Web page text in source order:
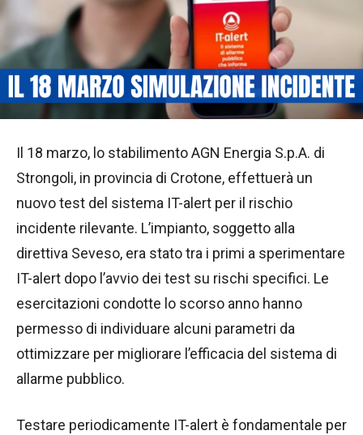
Il 18 marzo, lo stabilimento AGN Energia S.p.A. di
Strongoli, in provincia di Crotone, effettuerà un
nuovo test del sistema IT-alert per il rischio
incidente rilevante. L’impianto, soggetto alla
direttiva Seveso, era stato tra i primi a sperimentare
IT-alert dopo l’avvio dei test su rischi specifici. Le
esercitazioni condotte lo scorso anno hanno
permesso di individuare alcuni parametri da
ottimizzare per migliorare l’efficacia del sistema di
allarme pubblico.
Testare periodicamente IT-alert è fondamentale per